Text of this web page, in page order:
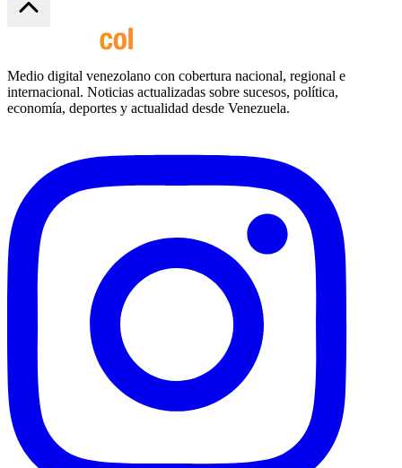
Medio digital venezolano con cobertura nacional, regional e
internacional. Noticias actualizadas sobre sucesos, política,
economía, deportes y actualidad desde Venezuela.